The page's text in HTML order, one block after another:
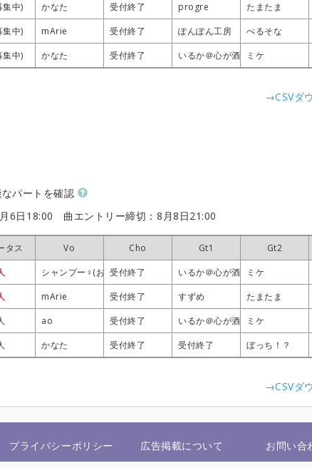
集中) かなた 受付終了 progre たまたま
集中) mArie 受付終了 ぽんぽん工房 ぺるそな
集中) かなた 受付終了 いるか＠心が酒びたっているんだ
ミケ
集中) かなた 受付終了 progre たまたま
集中) mArie 受付終了 ぽんぽん工房 ぺるそな
集中) かなた 受付終了 いるか＠心が酒びたっているんだ
ミケ
集中) かなた 受付終了 progre たまたま
集中) mArie 受付終了 ぽんぽん工房 ぺるそな
集中) かなた 受付終了 いるか＠心が酒びたっているんだ
ミケ
集中) かなた 受付終了 progre たまたま
集中) mArie 受付終了 ぽんぽん工房 ぺるそな
集中) かなた 受付終了 いるか＠心が酒びたっているんだ
ミケ
→CSVダ
なパートを確認
6日18:00 曲エントリー締切：8月8日21:00
タス Vo Cho Gt1 Gt2
シャンプー♀(おしゃん)
受付終了 いるか＠心が酒びたっているんだ
ミケ
mArie 受付終了 すずめ たまたま
ao 受付終了 いるか＠心が酒びたっているんだ
ミケ
かなた 受付終了 受付終了 ぼっち！？
タス Vo Cho Gt1 Gt2
シャンプー♀(おしゃん)
受付終了 いるか＠心が酒びたっているんだ
ミケ
mArie 受付終了 すずめ たまたま
ao 受付終了 いるか＠心が酒びたっているんだ
ミケ
かなた 受付終了 受付終了 ぼっち！？
タス Vo Cho Gt1 Gt2
シャンプー♀(おしゃん)
受付終了 いるか＠心が酒びたっているんだ
ミケ
mArie 受付終了 すずめ たまたま
ao 受付終了 いるか＠心が酒びたっているんだ
ミケ
かなた 受付終了 受付終了 ぼっち！？
タス Vo Cho Gt1 Gt2
シャンプー♀(おしゃん)
受付終了 いるか＠心が酒びたっているんだ
ミケ
mArie 受付終了 すずめ たまたま
ao 受付終了 いるか＠心が酒びたっているんだ
ミケ
かなた 受付終了 受付終了 ぼっち！？
→CSVダ
プライバシーポリシー 広告掲載について お問い合